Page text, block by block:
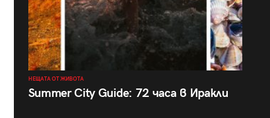
НЕЩАТА ОТ ЖИВОТА
Summer City Guide: 72 часа в Иракли